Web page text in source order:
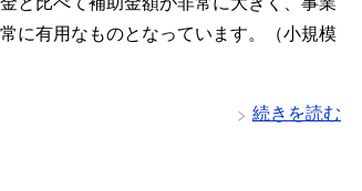
に有用なものとなっています。（小規模
続きを読む